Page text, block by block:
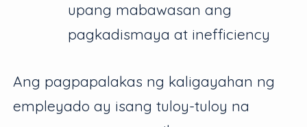
upang mabawasan ang
pagkadismaya at inefficiency
Ang pagpapalakas ng kaligayahan ng
empleyado ay isang tuloy-tuloy na